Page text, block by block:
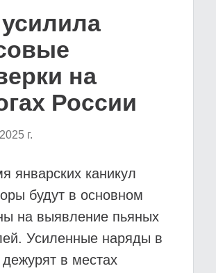
на
России
г.
январских каникул
будут в основном
на выявление пьяных
Усиленные наряды в
в местах